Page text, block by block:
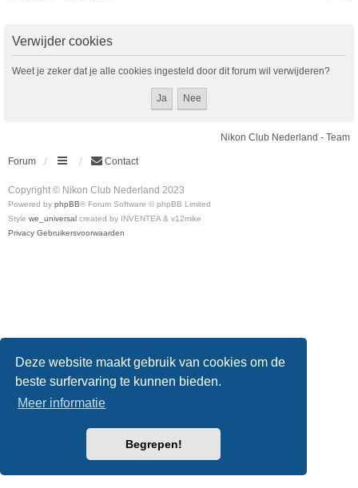
Deze website maakt gebruik van cookies om de
beste surfervaring te kunnen bieden.
Meer informatie
Begrepen!
Verwijder cookies
Weet je zeker dat je alle cookies ingesteld door dit forum wil verwijderen?
Nikon Club Nederland - Team
Forum Contact
Copyright © Nikon Club Nederland 2023
Powered by phpBB® Forum Software © phpBB Limited
Style we_universal created by INVENTEA & v12mike
Privacy Gebruikersvoorwaarden